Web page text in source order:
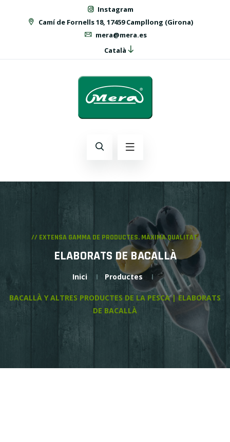
Instagram
Camí de Fornells 18, 17459 Campllong (Girona)
mera@mera.es
Català
// EXTENSA GAMMA DE PRODUCTES. MÀXIMA QUALITAT.
ELABORATS DE BACALLÀ
Inici Productes
BACALLÀ Y ALTRES PRODUCTES DE LA PESCA | ELABORATS
DE BACALLÀ